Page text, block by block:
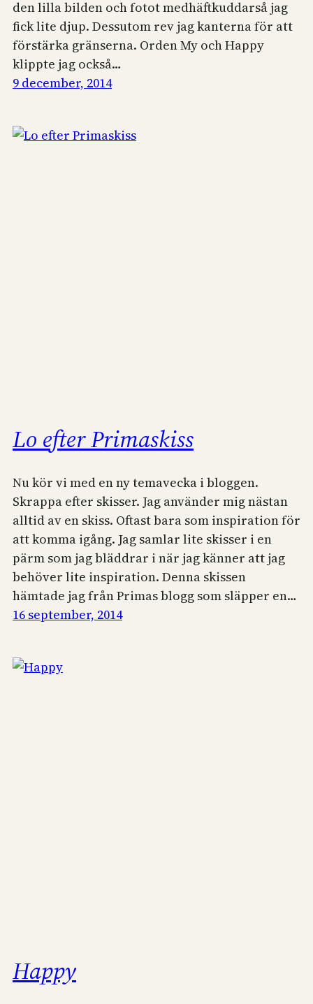
den lilla bilden och fotot medhäftkuddarså jag
fick lite djup. Dessutom rev jag kanterna för att
förstärka gränserna. Orden My och Happy
klippte jag också…
9 december, 2014
Lo efter Primaskiss
Nu kör vi med en ny temavecka i bloggen.
Skrappa efter skisser. Jag använder mig nästan
alltid av en skiss. Oftast bara som inspiration för
att komma igång. Jag samlar lite skisser i en
pärm som jag bläddrar i när jag känner att jag
behöver lite inspiration. Denna skissen
hämtade jag från Primas blogg som släpper en…
16 september, 2014
Happy